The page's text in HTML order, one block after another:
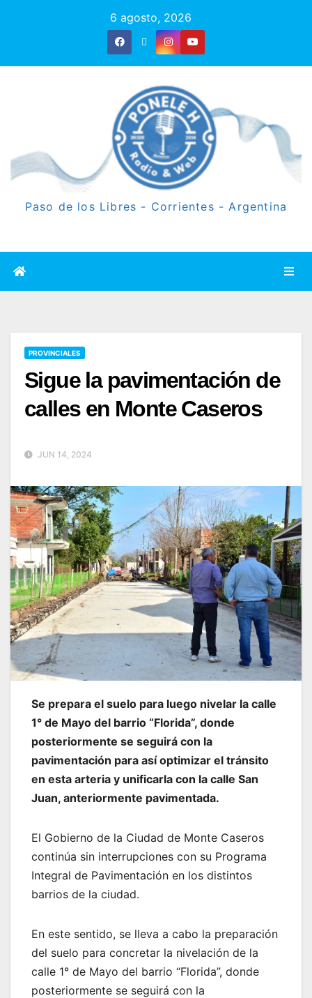
6 agosto, 2026
Paso de los Libres - Corrientes - Argentina
PROVINCIALES
Sigue la pavimentación de
calles en Monte Caseros
JUN 14, 2024
Se prepara el suelo para luego nivelar la calle
1° de Mayo del barrio “Florida”, donde
posteriormente se seguirá con la
pavimentación para así optimizar el tránsito
en esta arteria y unificarla con la calle San
Juan, anteriormente pavimentada.
El Gobierno de la Ciudad de Monte Caseros
continúa sin interrupciones con su Programa
Integral de Pavimentación en los distintos
barrios de la ciudad.
En este sentido, se lleva a cabo la preparación
del suelo para concretar la nivelación de la
calle 1° de Mayo del barrio “Florida”, donde
posteriormente se seguirá con la